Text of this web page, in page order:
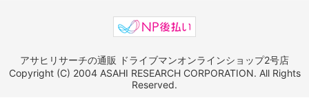
アサヒリサーチの通販 ドライブマンオンラインショップ2号店
Copyright (C) 2004 ASAHI RESEARCH CORPORATION. All Rights
Reserved.